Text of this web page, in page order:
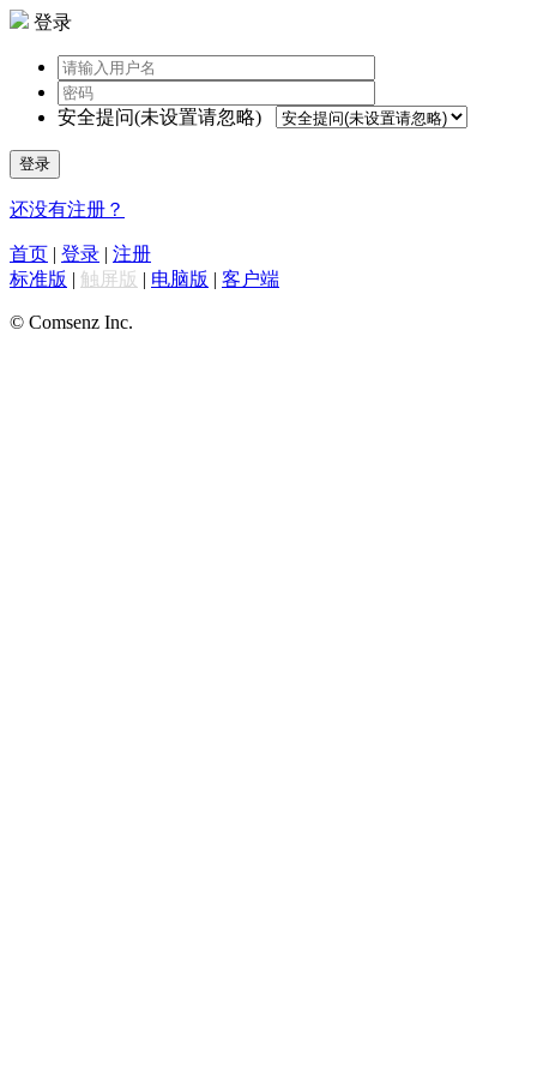
登录
安全提问(未设置请忽略)
登录
还没有注册？
首页 | 登录 | 注册
标准版 | 触屏版 | 电脑版 | 客户端
© Comsenz Inc.